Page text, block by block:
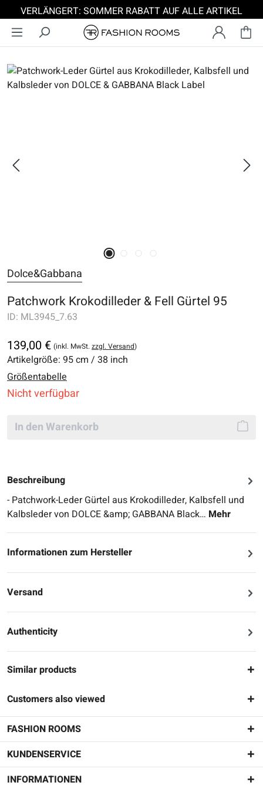
Zum Hauptinhalt springen
VERLÄNGERT: SOMMER RABATT AUF ALLE ARTIKEL
Bildergalerie überspringen
Dolce&Gabbana
Patchwork Krokodilleder & Fell Gürtel 95
ID: ML3945_7.63
139,00 € (inkl. MwSt.zzgl. Versand)
Artikelgröße: 95 cm / 38 inch
Größentabelle
Nicht verfügbar
In den Warenkorb
Beschreibung
- Patchwork-Leder Gürtel aus Krokodilleder, Kalbsfell und
Kalbsleder von DOLCE &amp; GABBANA Black… Mehr
Informationen zum Hersteller
Versand
Authenticity
Similar products
Customers also viewed
FASHION ROOMS
KUNDENSERVICE
INFORMATIONEN